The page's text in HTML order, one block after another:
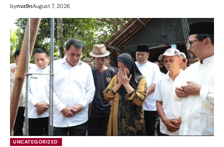
bynvz9nAugust 7, 2026
UNCATEGORIZED